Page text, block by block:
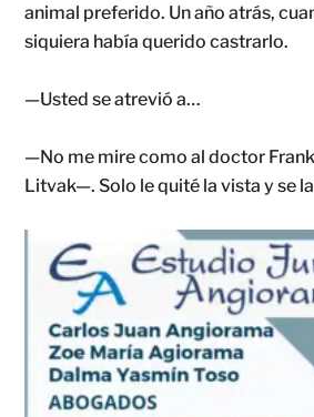
animal preferido. Un año atrás,
siquiera había querido castrarlo.
—Usted se atrevió a…
—No me mire como al doctor
Litvak—. Solo le quité la vista y se